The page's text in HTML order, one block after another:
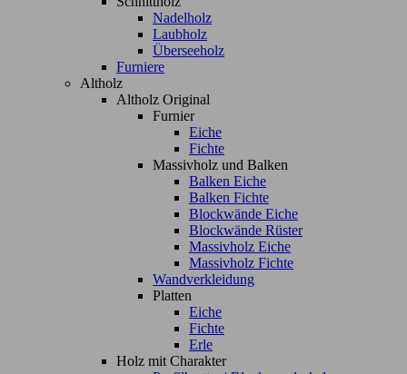
Nadelholz
Laubholz
Überseeholz
Furniere
Altholz
Altholz Original
Furnier
Eiche
Fichte
Massivholz und Balken
Balken Eiche
Balken Fichte
Blockwände Eiche
Blockwände Rüster
Massivholz Eiche
Massivholz Fichte
Wandverkleidung
Platten
Eiche
Fichte
Erle
Holz mit Charakter